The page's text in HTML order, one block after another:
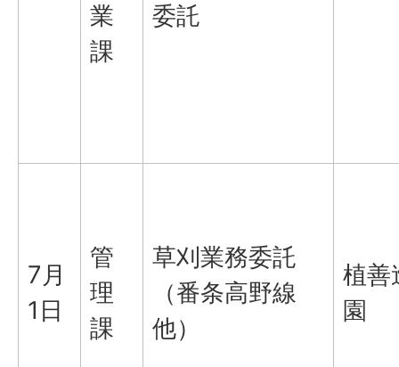
業
課
委託
7月
1日
管
理
課
草刈業務委託
（番条高野線
他）
植善
園